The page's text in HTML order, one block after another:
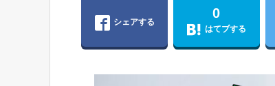
シェアする
0
はてブする